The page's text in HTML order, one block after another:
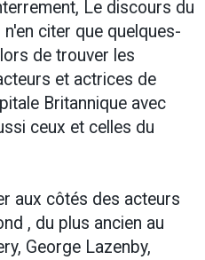
Le discours du
n'en citer que quelques-
de trouver les
et actrices de
Britannique avec
ceux et celles du
aux côtés des acteurs
, ​du plus ancien au
George Lazenby,